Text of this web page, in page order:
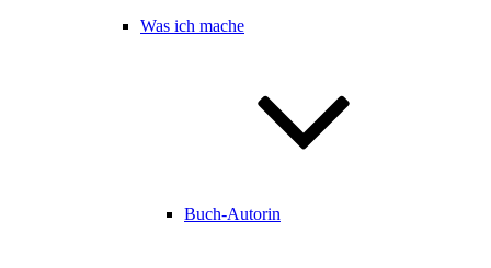
Was ich mache
Buch-Autorin